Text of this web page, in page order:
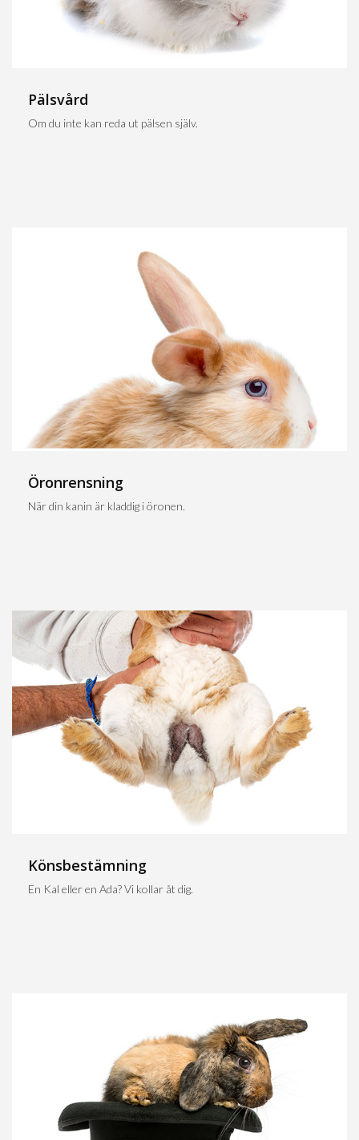
Pälsvård
Om du inte kan reda ut pälsen själv.
Öronrensning
När din kanin är kladdig i öronen.
Könsbestämning
En Kal eller en Ada? Vi kollar åt dig.